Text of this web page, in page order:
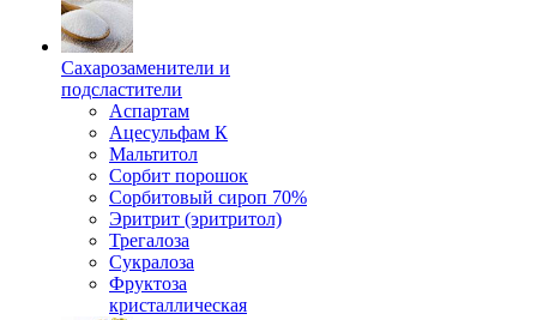
Сахарозаменители и
подсластители
Аспартам
Ацесульфам К
Мальтитол
Сорбит порошок
Сорбитовый сироп 70%
Эритрит (эритритол)
Трегалоза
Сукралоза
Фруктоза
кристаллическая